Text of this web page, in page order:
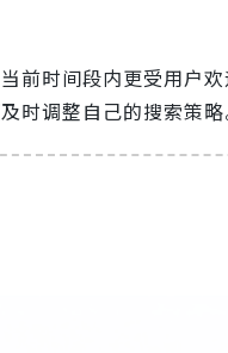
前时间段内更受用户
时调整自己的搜索策